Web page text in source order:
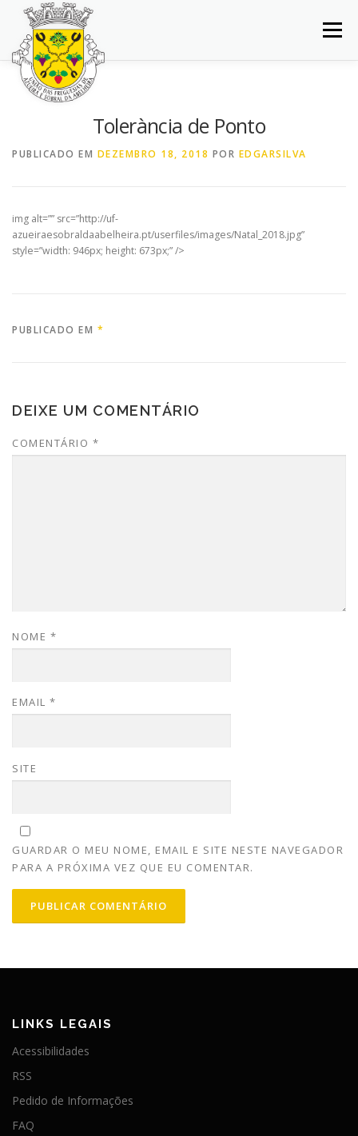
Saltar
conteúdo
Menu
INÍCIO JUNTA DE FREGUESIA
BALCÃO VIRTUAL NOTÍCIAS MAPA
Tolerància de Ponto
PUBLICADO EM DEZEMBRO 18, 2018 POR EDGARSILVA
img alt=”” src=”http://uf-
azueiraesobraldaabelheira.pt/userfiles/images/Natal_2018.jpg”
style=”width: 946px; height: 673px;” />
PUBLICADO EM *
DEIXE UM COMENTÁRIO
COMENTÁRIO *
NOME *
EMAIL *
SITE
GUARDAR O MEU NOME, EMAIL E SITE NESTE NAVEGADOR
PARA A PRÓXIMA VEZ QUE EU COMENTAR.
LINKS LEGAIS
Acessibilidades
RSS
Pedido de Informações
FAQ